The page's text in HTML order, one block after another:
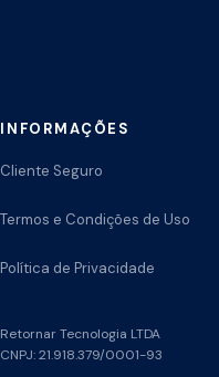
INFORMAÇÕES
Cliente Seguro
Termos e Condições de Uso
Política de Privacidade
Retornar Tecnologia LTDA
CNPJ: 21.918.379/0001-93